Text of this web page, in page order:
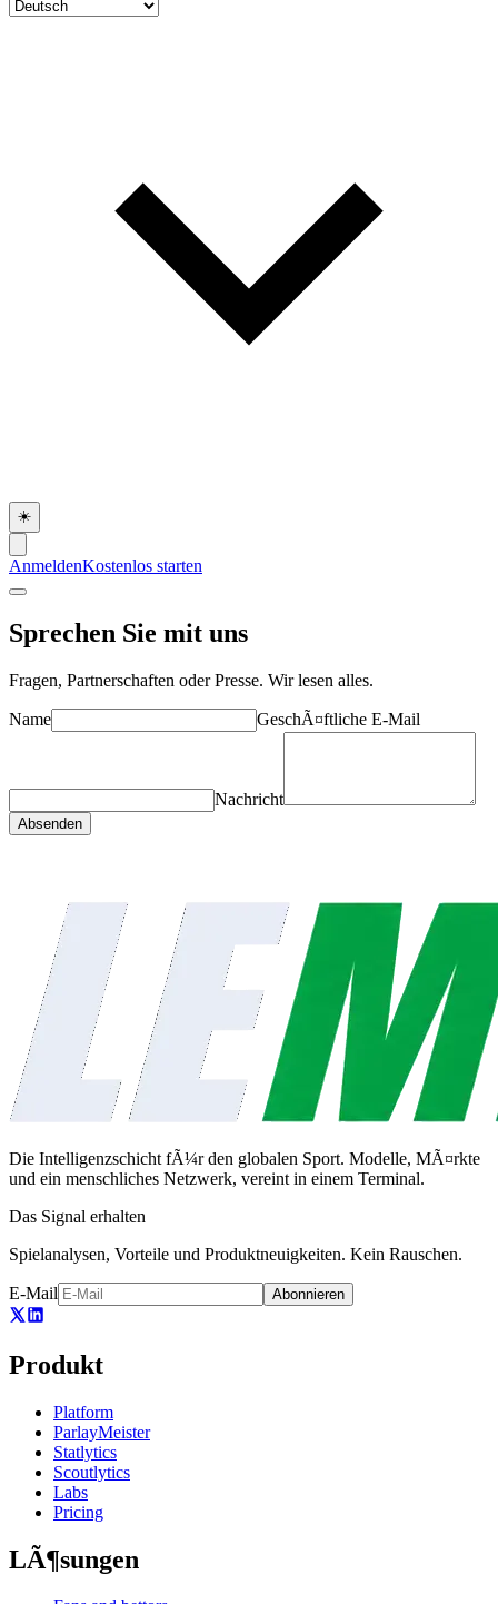
☀️
AnmeldenKostenlos starten
Sprechen Sie mit uns
Fragen, Partnerschaften oder Presse. Wir lesen alles.
Name GeschÃ¤ftliche E-Mail
Nachricht
Absenden
Die Intelligenzschicht fÃ¼r den globalen Sport. Modelle, MÃ¤rkte
und ein menschliches Netzwerk, vereint in einem Terminal.
Das Signal erhalten
Spielanalysen, Vorteile und Produktneuigkeiten. Kein Rauschen.
E-Mail Abonnieren
Produkt
Platform
ParlayMeister
Statlytics
Scoutlytics
Labs
Pricing
LÃ¶sungen